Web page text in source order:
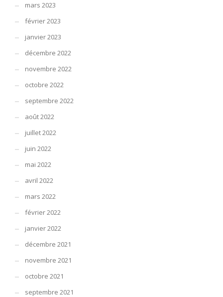
mars 2023
février 2023
janvier 2023
décembre 2022
novembre 2022
octobre 2022
septembre 2022
août 2022
juillet 2022
juin 2022
mai 2022
avril 2022
mars 2022
février 2022
janvier 2022
décembre 2021
novembre 2021
octobre 2021
septembre 2021